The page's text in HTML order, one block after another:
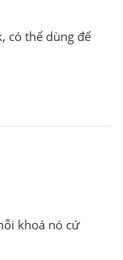
có thể dùng để
khoá nó cứ